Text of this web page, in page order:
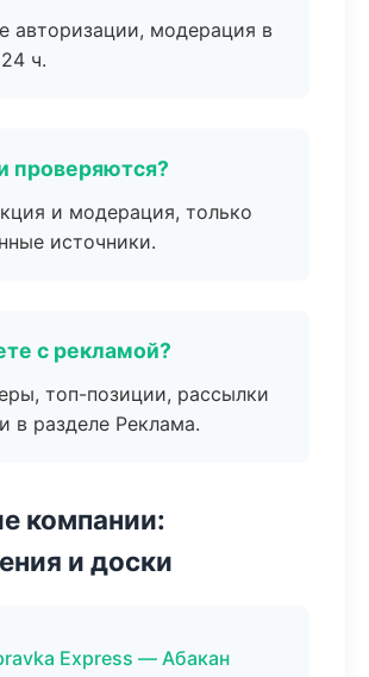
авторизации, модерация в
ч.
проверяются?
и модерация, только
источники.
с рекламой?
топ-позиции, рассылки
в разделе Реклама.
компании:
и доски
Express — Абакан